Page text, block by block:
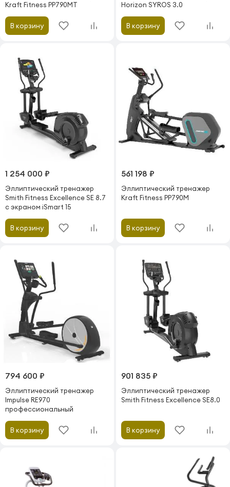
Kraft Fitness PP790MT
В корзину
Horizon SYROS 3.0
В корзину
1 254 000 ₽
Эллиптический тренажер
Smith Fitness Excellence SE 8.7
c экраном iSmart 15
В корзину
561 198 ₽
Эллиптический тренажер
Kraft Fitness PP790M
В корзину
794 600 ₽
Эллиптический тренажер
Impulse RE970
профессиональный
В корзину
901 835 ₽
Эллиптический тренажер
Smith Fitness Excellence SE8.0
В корзину